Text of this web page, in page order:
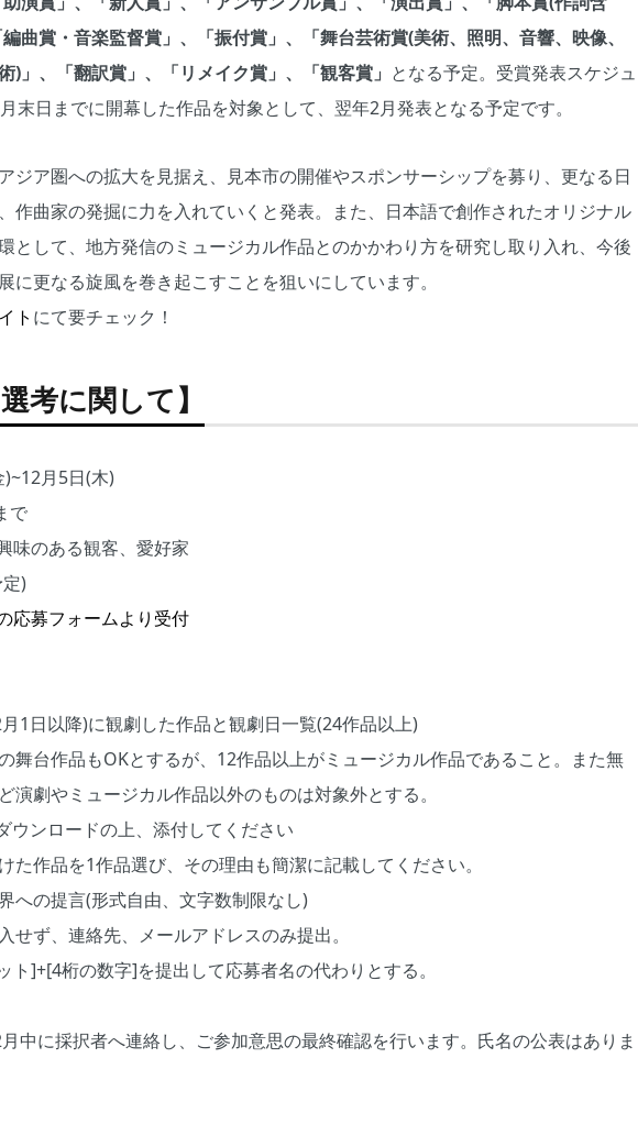
曲賞・音楽監督賞」、「振付賞」、「舞台芸術賞(美術、照明、音響、映像、
)」、「翻訳賞」、「リメイク賞」、「観客賞」 となる予定。受賞発表スケジュ
末日までに開幕した作品を対象として、翌年2月発表となる予定です。
ジア圏への拡大を見据え、見本市の開催やスポンサーシップを募り、更なる日
作曲家の発掘に力を入れていくと発表。また、日本語で創作されたオリジナル
として、地方発信のミュージカル作品とのかかわり方を研究し取り入れ、今後
に更なる旋風を巻き起こすことを狙いにしています。
ト にて要チェック！
考に関して】
月5日(木)
で
味のある観客、愛好家
)
応募フォームより受付
1日以降)に観劇した作品と観劇日一覧(24作品以上)
舞台作品もOKとするが、12作品以上がミュージカル作品であること。また無
演劇やミュージカル作品以外のものは対象外とする。
ウンロードの上、添付してください
作品を1作品選び、その理由も簡潔に記載してください。
への提言(形式自由、文字数制限なし)
ず、連絡先、メールアドレスのみ提出。
ト]+[4桁の数字]を提出して応募者名の代わりとする。
中に採択者へ連絡し、ご参加意思の最終確認を行います。氏名の公表はありま